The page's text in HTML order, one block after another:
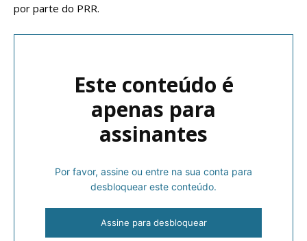
por parte do PRR.
Este conteúdo é
apenas para
assinantes
Por favor, assine ou entre na sua conta para
desbloquear este conteúdo.
Assine para desbloquear